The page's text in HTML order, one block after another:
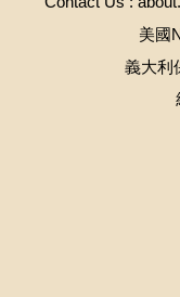
美國
義大利